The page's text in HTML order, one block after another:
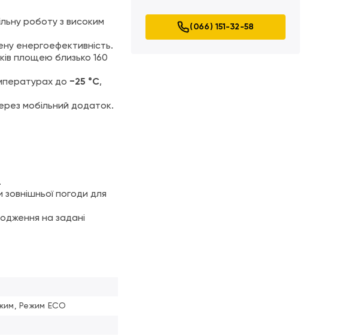
роботу з високим
енергоефективність.
площею близько 160
до −25 °C,
мобільний додаток.
погоди для
на задані
Режим ECO
(066) 151-32-58